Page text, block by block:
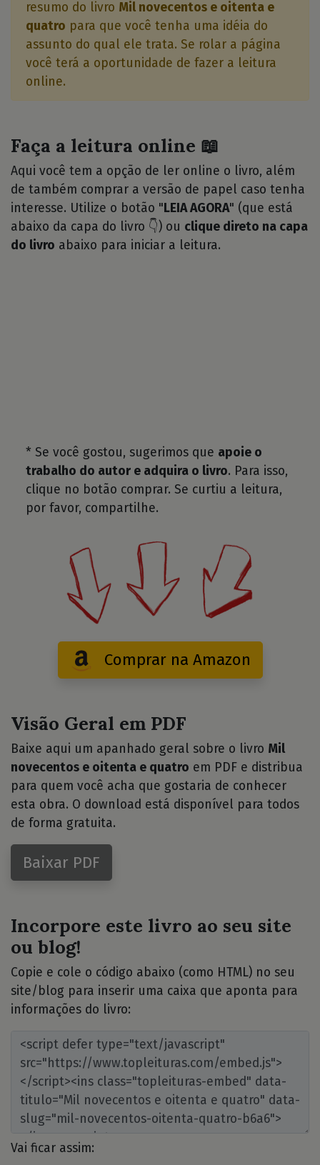
resumo do livro Mil novecentos e oitenta e
quatro para que você tenha uma idéia do
assunto do qual ele trata. Se rolar a página
você terá a oportunidade de fazer a leitura
online.
Faça a leitura online 📖
Aqui você tem a opção de ler online o livro, além
de também comprar a versão de papel caso tenha
interesse. Utilize o botão " LEIA AGORA" (que está
abaixo da capa do livro 👇) ou clique direto na capa
do livro abaixo para iniciar a leitura.
* Se você gostou, sugerimos que apoie o
trabalho do autor e adquira o livro. Para isso,
clique no botão comprar. Se curtiu a leitura,
por favor, compartilhe.
Comprar na Amazon
Visão Geral em PDF
Baixe aqui um apanhado geral sobre o livro Mil
novecentos e oitenta e quatro em PDF e distribua
para quem você acha que gostaria de conhecer
esta obra. O download está disponível para todos
de forma gratuita.
Baixar PDF
Incorpore este livro ao seu site
ou blog!
Copie e cole o código abaixo (como HTML) no seu
site/blog para inserir uma caixa que aponta para
informações do livro:
Vai ficar assim: